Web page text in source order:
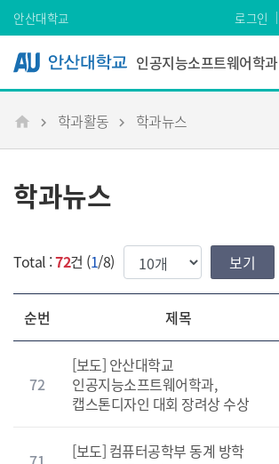
Skip Menu
안산대학교 로그인
인공지능소프트웨어학과
메인 학과활동 학과뉴스
학과뉴스
Total :72건 (1/8) 한번에 보여질 게시물 갯수
순번 제목
72
[보도] 안산대학교
인공지능소프트웨어학과,
캡스톤디자인 대회 장려상 수상
[보도] 컴퓨터공학부 동계 방학